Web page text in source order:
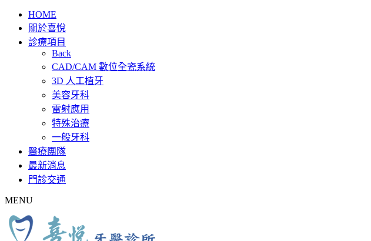
HOME
關於喜悅
診療項目
Back
CAD/CAM 數位全瓷系統
3D 人工植牙
美容牙科
雷射應用
特殊治療
一般牙科
醫療團隊
最新消息
門診交通
MENU